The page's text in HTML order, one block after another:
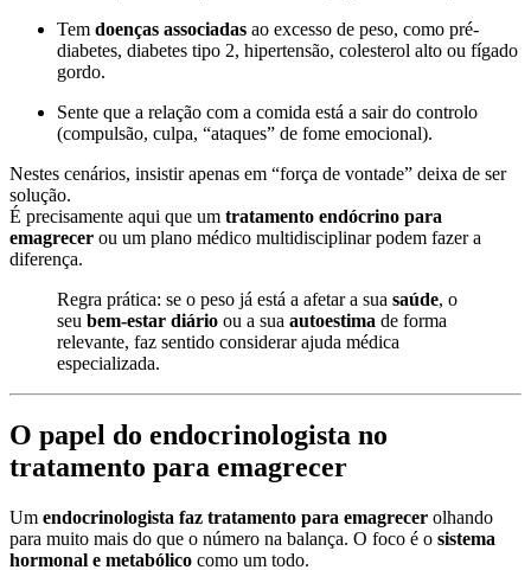
Tem doenças associadas ao excesso de peso, como pré-
diabetes, diabetes tipo 2, hipertensão, colesterol alto ou fígado
gordo.
Sente que a relação com a comida está a sair do controlo
(compulsão, culpa, “ataques” de fome emocional).
Nestes cenários, insistir apenas em “força de vontade” deixa de ser
solução.
É precisamente aqui que um tratamento endócrino para
emagrecer ou um plano médico multidisciplinar podem fazer a
diferença.
Regra prática: se o peso já está a afetar a sua saúde, o
seu bem-estar diário ou a sua autoestima de forma
relevante, faz sentido considerar ajuda médica
especializada.
O papel do endocrinologista no
tratamento para emagrecer
Um endocrinologista faz tratamento para emagrecer olhando
para muito mais do que o número na balança. O foco é o sistema
hormonal e metabólico como um todo.